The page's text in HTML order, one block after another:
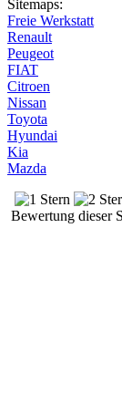
Sitemaps:
Freie Werkstatt
Renault
Peugeot
FIAT
Citroen
Nissan
Toyota
Hyundai
Kia
Mazda
Bewertung dieser